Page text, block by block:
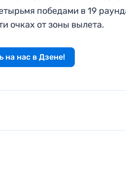
победами в 19
очках от зоны вылета.
на нас в Дзене!